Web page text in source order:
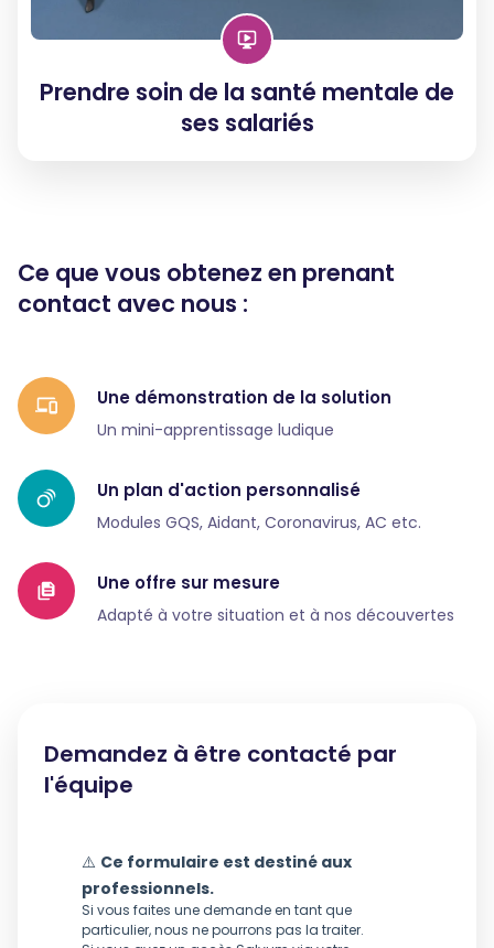
Prendre soin de la santé mentale de
ses salariés
Ce que vous obtenez en prenant
contact avec nous :
Une démonstration de la solution
Un mini-apprentissage ludique
Un plan d'action personnalisé
Modules GQS, Aidant, Coronavirus, AC etc.
Une offre sur mesure
Adapté à votre situation et à nos découvertes
Demandez à être contacté par
l'équipe